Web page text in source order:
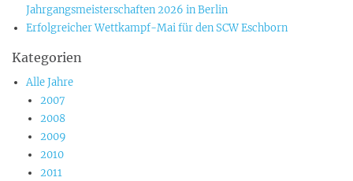
Jahrgangsmeisterschaften 2026 in Berlin
Erfolgreicher Wettkampf-Mai für den SCW Eschborn
Kategorien
Alle Jahre
2007
2008
2009
2010
2011